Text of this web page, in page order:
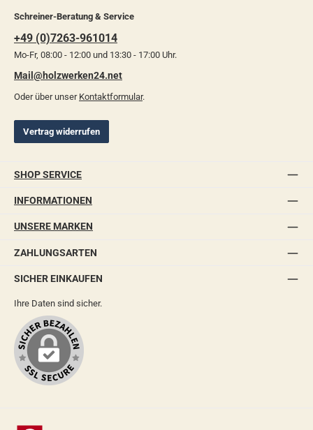
Schreiner-Beratung & Service
+49 (0)7263-961014
Mo-Fr, 08:00 - 12:00 und 13:30 - 17:00 Uhr.
Mail@holzwerken24.net
Oder über unser Kontaktformular.
Vertrag widerrufen
SHOP SERVICE
INFORMATIONEN
UNSERE MARKEN
ZAHLUNGSARTEN
SICHER EINKAUFEN
Ihre Daten sind sicher.